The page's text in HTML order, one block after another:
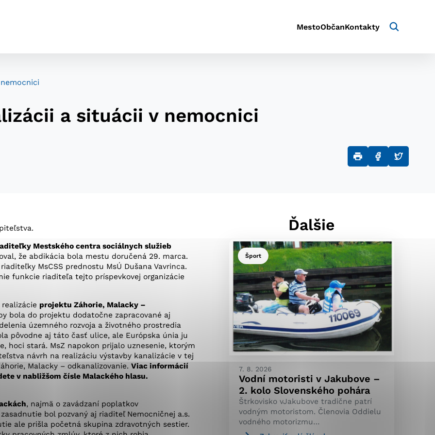
MestoObčanKontakty
a situácii v nemocnici
Mestského centra sociálnych služieb
že abdikácia bola mestu doručená 29. marca.
MsCSS prednostu MsÚ Dušana Vavrinca.
funkcie riaditeľa tejto príspevkovej organizácie
projektu Záhorie, Malacky –
bola do projektu dodatočne zapracované aj
územného rozvoja a životného prostredia
pôvodne aj táto časť ulice, ale Európska únia ju
hoci stará. MsZ napokon prijalo uznesenie, ktorým
návrh na realizáciu výstavby kanalizácie v tej
Malacky – odkanalizovanie.Viac informácií
v nabližšom čísle Malackého hlasu.
, najmä o zavádzaní poplatkov
bol pozvaný aj riaditeľ Nemocničnej a.s.
ale prišla početná skupina zdravotných sestier.
Ďalšie
Šport
7. 8. 2026
Vodní motoristi v Jakubove –
2. kolo Slovenského pohára
Štrkovisko vJakubove tradične patrí
vodným motoristom. Členovia Oddielu
vodného motorizmu…
pre prevádzku nevyhnutné a pomáhajú urobiť webové stránky uplatniteľnými
funkcie, ako je navigácia na stránke a prístup k zabezpečeným oblastiam webovej
cookie nemôže web správne fungovať.
prevádzkovateľovi stránok pochopiť, ako návštevníci stránok stránku používajú,
a ponúknuť im lepšiu skúsenosť. Všetky dáta sa zbierajú anonymne a nie je
osobou.
Povoliť všetko Uložiť nastavenia